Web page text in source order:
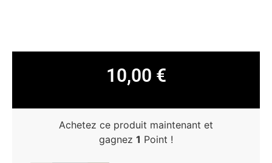
10,00 €
Achetez ce produit maintenant et
gagnez 1 Point !